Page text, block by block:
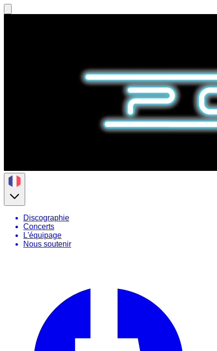
Discographie
Concerts
L'équipage
Nous soutenir